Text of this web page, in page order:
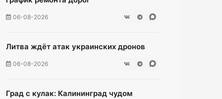
06-08-2026
Литва ждёт атак украинских дронов
06-08-2026
Град с кулак: Калининград чудом